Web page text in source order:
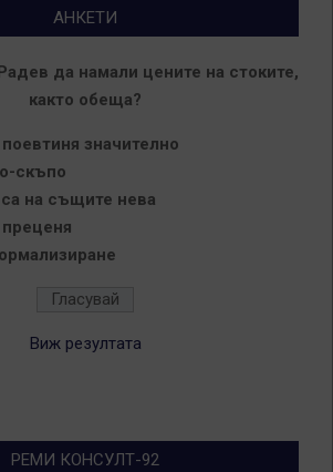
АНКЕТИ
да намали цените на стоките,
както обеща?
значително
скъпо
на същите нева
Виж резултата
РЕМИ КОНСУЛТ-92